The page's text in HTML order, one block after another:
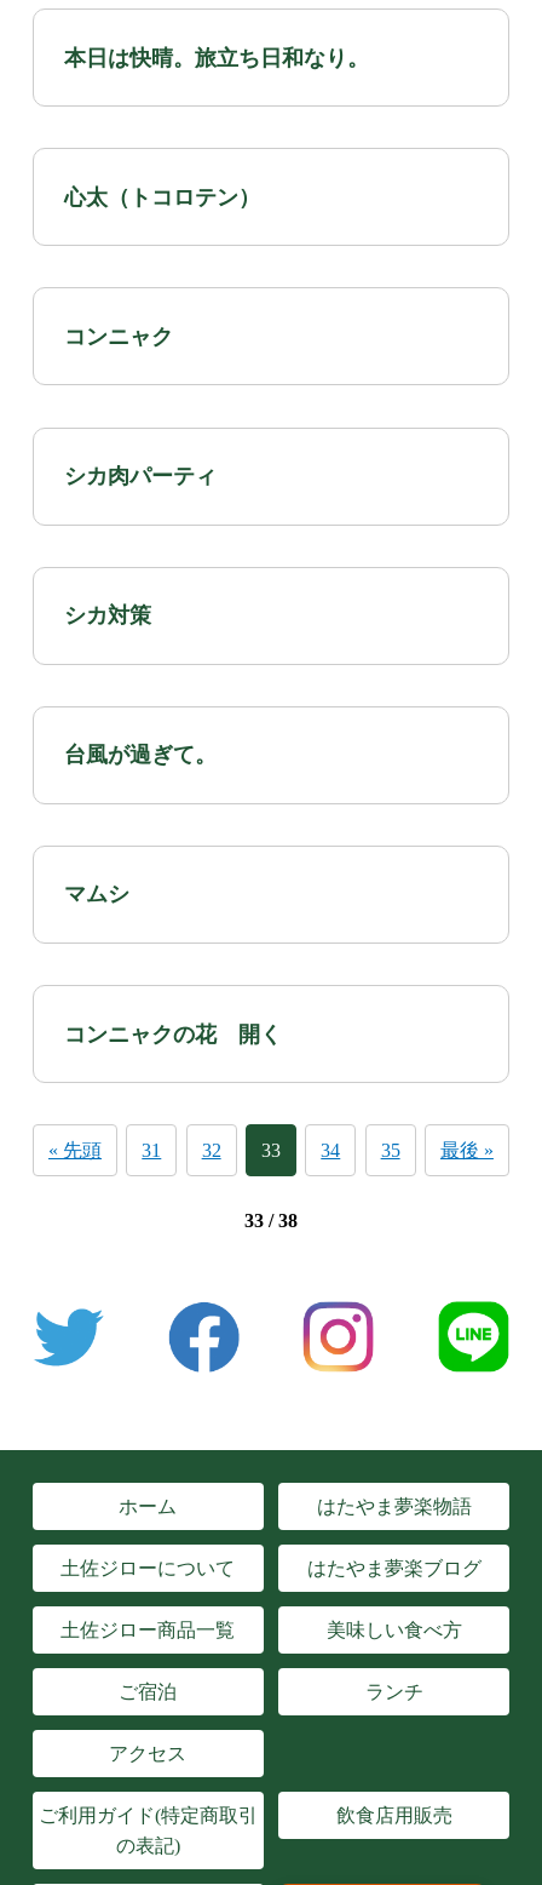
本日は快晴。旅立ち日和なり。
心太（トコロテン）
コンニャク
シカ肉パーティ
シカ対策
台風が過ぎて。
マムシ
コンニャクの花 開く
33 / 38
« 先頭 31 32 33 34 35 最後 »
ホーム はたやま夢楽物語
土佐ジローについて はたやま夢楽ブログ
土佐ジロー商品一覧 美味しい食べ方
ご宿泊 ランチ
アクセス
ご利用ガイド(特定商取引
の表記)
飲食店用販売